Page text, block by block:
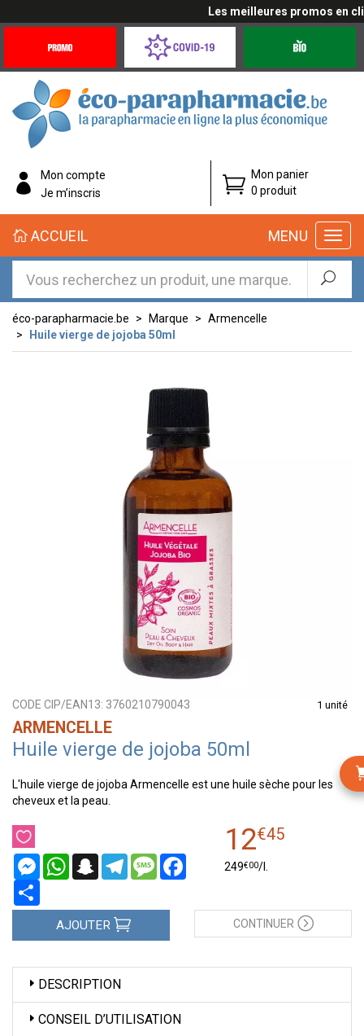
Les meilleures promos en
Offres
Coronavirus
éco-
parapharmacie.fr
éco-
parapharmacie.fr
Mon compte
Je m’inscris
Mon panier
0 produit
MENU
ACCUEIL
éco-parapharmacie.be Marque
Armencelle
Huile vierge de jojoba 50ml
CODE CIP/EAN13: 3760210790043 1 unité
ARMENCELLE
Huile vierge de jojoba 50ml
L'huile vierge de jojoba Armencelle est une huile sèche pour les
cheveux et la peau.
MessengerWhatsAppSnapchatTelegramMessageFacebook
12€45
249€00/
AJOUTER CONTINUER
DESCRIPTION
CONSEIL D’UTILISATION